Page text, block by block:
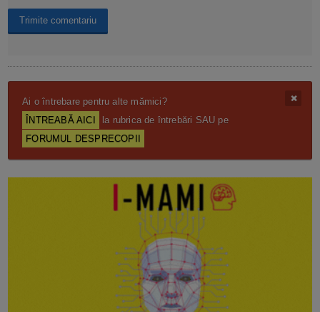
Ai o întrebare pentru alte mămici?
ÎNTREABĂ AICI
la rubrica de întrebări SAU pe
FORUMUL DESPRECOPII